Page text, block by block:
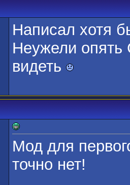
Написал хотя
Неужели опять
видеть
Мод для
точно нет!